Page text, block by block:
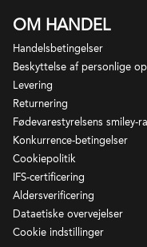
OM HANDEL
Handelsbetingelser
Beskyttelse af personlige
Levering
Returnering
Fødevarestyrelsens smiley-
Konkurrence-betingelser
Cookiepolitik
IFS-certificering
Aldersverificering
Dataetiske overvejelser
Cookie indstillinger